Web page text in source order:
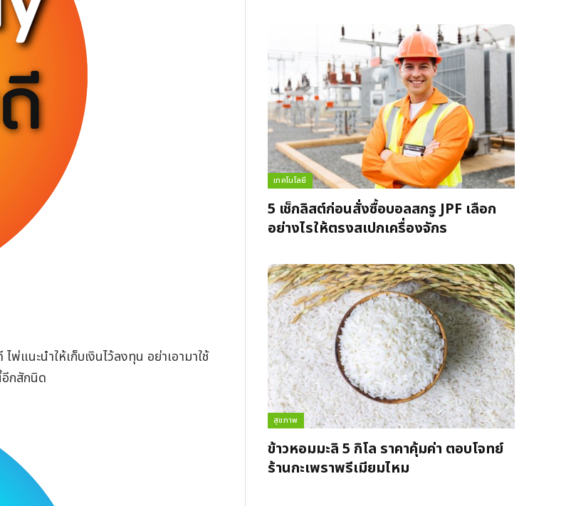
พ่แนะนำให้เก็บเงินไว้ลงทุน อย่าเอามาใช้
อีกสักนิด
เทคโนโลยี
5 เช็กลิสต์ก่อนสั่งซื้อบอลสกรู JPF เลือก
อย่างไรให้ตรงสเปกเครื่องจักร
สุขภาพ
ข้าวหอมมะลิ 5 กิโล ราคาคุ้มค่า ตอบโจทย์
ร้านกะเพราพรีเมียมไหม